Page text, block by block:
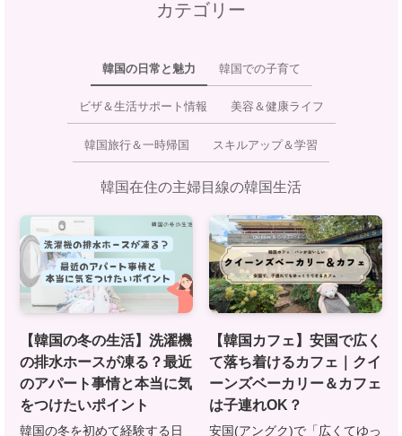
カテゴリー
韓国の日常と魅力 韓国での子育て
ビザ＆生活サポート情報 美容＆健康ライフ
韓国旅行＆一時帰国 スキルアップ＆学習
韓国在住の主婦目線の韓国生活
【韓国の冬の生活】洗濯機
の排水ホースが凍る？最近
のアパート事情と本当に気
をつけたいポイント
韓国の冬を初めて経験する日
【韓国カフェ】安国で広く
て落ち着けるカフェ｜クイ
ーンズベーカリー＆カフェ
は子連れOK？
安国(アングク)で「広くてゆっ